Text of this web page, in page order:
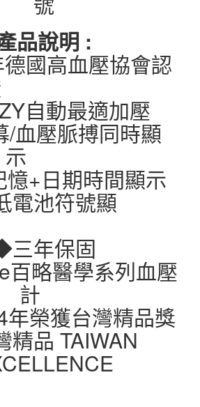
品說明 :
國高血壓協會認
自動最適加壓
血壓脈搏同時顯
示
+日期時間顯示
池符號顯
年保固
略醫學系列血壓
計
榮獲台灣精品獎
品 TAIWAN